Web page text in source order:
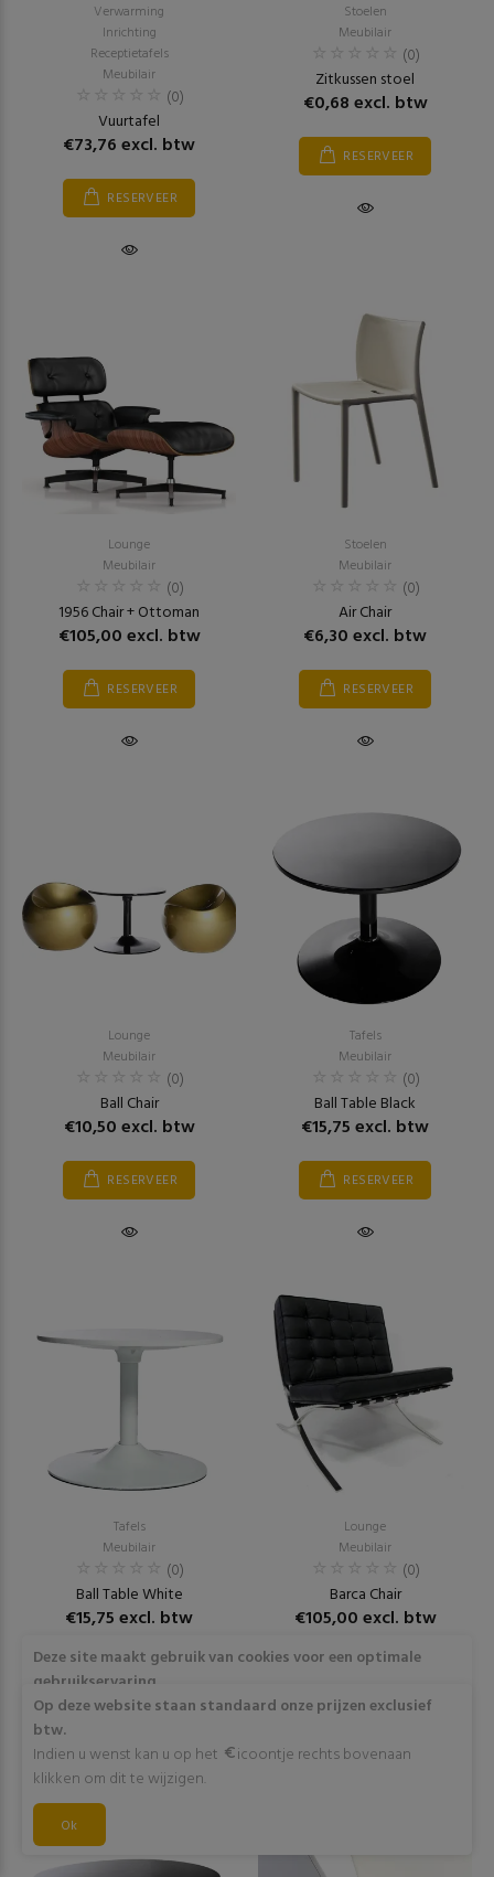
Verwarming
Inrichting
Receptietafels
Meubilair
(0)
Vuurtafel
€73,76 excl. btw
RESERVEER
Stoelen
Meubilair
(0)
Zitkussen stoel
€0,68 excl. btw
RESERVEER
Lounge
Meubilair
(0)
1956 Chair + Ottoman
€105,00 excl. btw
RESERVEER
Stoelen
Meubilair
(0)
Air Chair
€6,30 excl. btw
RESERVEER
Lounge
Meubilair
(0)
Ball Chair
€10,50 excl. btw
RESERVEER
Tafels
Meubilair
(0)
Ball Table Black
€15,75 excl. btw
RESERVEER
Tafels
Meubilair
(0)
Ball Table White
€15,75 excl. btw
RESERVEER
Lounge
Meubilair
(0)
Barca Chair
€105,00 excl. btw
RESERVEER
Deze site maakt gebruik van cookies voor een optimale
gebruikservaring
Door op "Akkoord" te klikken of verder gebruik te maken
van deze website gaat stemt u in met het gebruik van deze
cookies. Wens je meer info omtrent deze cookies? Klik dan
op "Meer info".
Akkoord
Op deze website staan standaard onze prijzen exclusief
btw.
Indien u wenst kan u op het
icoontje rechts bovenaan
klikken om dit te wijzigen.
Ok